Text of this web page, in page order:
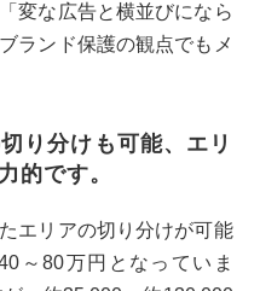
変な広告と横並びになら
ランド保護の観点でもメ
り分けも可能、エリ
的です。
エリアの切り分けが可能
～80万円となっていま